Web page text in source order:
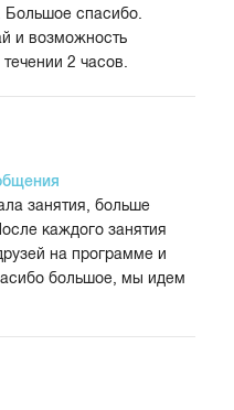
Большое спасибо.
и возможность
2 часов.
занятия, больше
каждого занятия
на программе и
большое, мы идем